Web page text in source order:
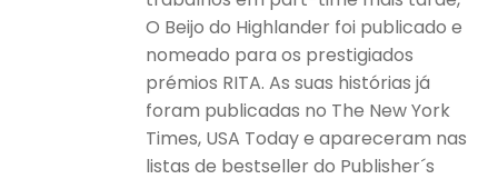
O Beijo do Highlander foi publicado e
nomeado para os prestigiados
prémios RITA. As suas histórias já
foram publicadas no The New York
Times, USA Today e apareceram nas
listas de bestseller do Publisher´s